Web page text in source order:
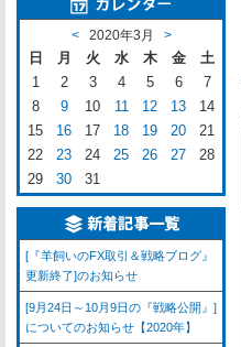
<2020年3月 >
日 月 火 水 木 金
土
1
2 3 4 5 6
7
8
9 10 11 12 13
14
15
16 17 18 19 20
21
22
23 24 25 26 27
28
29
30 31
[『羊飼いのFX取引＆戦略ブログ』
更新終了]のお知らせ
[9月24日～10月9日の『戦略公開』]
についてのお知らせ【2020年】